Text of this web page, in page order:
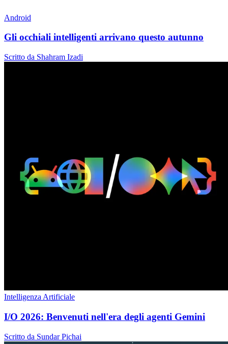
Android
Gli occhiali intelligenti arrivano questo autunno
Scritto da Shahram Izadi
Intelligenza Artificiale
I/O 2026: Benvenuti nell'era degli agenti Gemini
Scritto da Sundar Pichai